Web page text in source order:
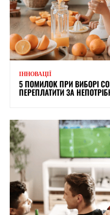
ІННОВАЦІЇ
5 ПОМИЛОК ПРИ ВИБОРІ
ПЕРЕПЛАТИТИ ЗА